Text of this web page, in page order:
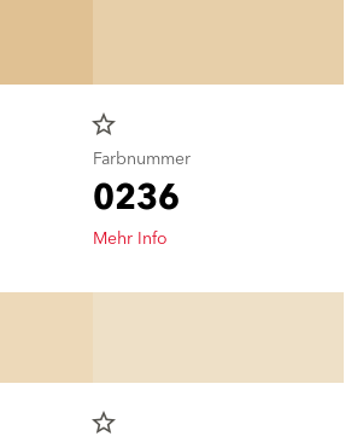
star_border
Farbnummer
0236
Mehr Info
star_border